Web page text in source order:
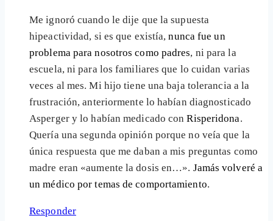
Me ignoró cuando le dije que la supuesta
hipeactividad, si es que existía,nunca fue un
problema para nosotros como padres, ni para la
escuela, ni para los familiares que lo cuidan varias
veces al mes. Mi hijo tiene una baja tolerancia a la
frustración, anteriormente lo habían diagnosticado
Asperger y lo habían medicado conRisperidona.
Quería una segunda opinión porque no veía que la
única respuesta que me daban a mis preguntas como
madre eran «aumente la dosis en…». Jamás volveré a
un médico por temas de comportamiento.
Responder